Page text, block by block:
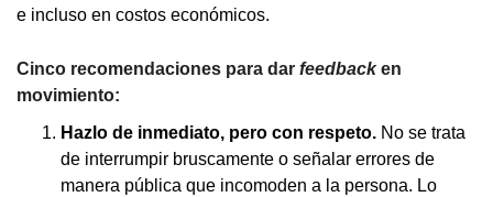
e incluso en costos económicos.
Cinco recomendaciones para dar feedbacken
movimiento:
Hazlo de inmediato, pero con respeto. No se trata
de interrumpir bruscamente o señalar errores de
manera pública que incomoden a la persona. Lo